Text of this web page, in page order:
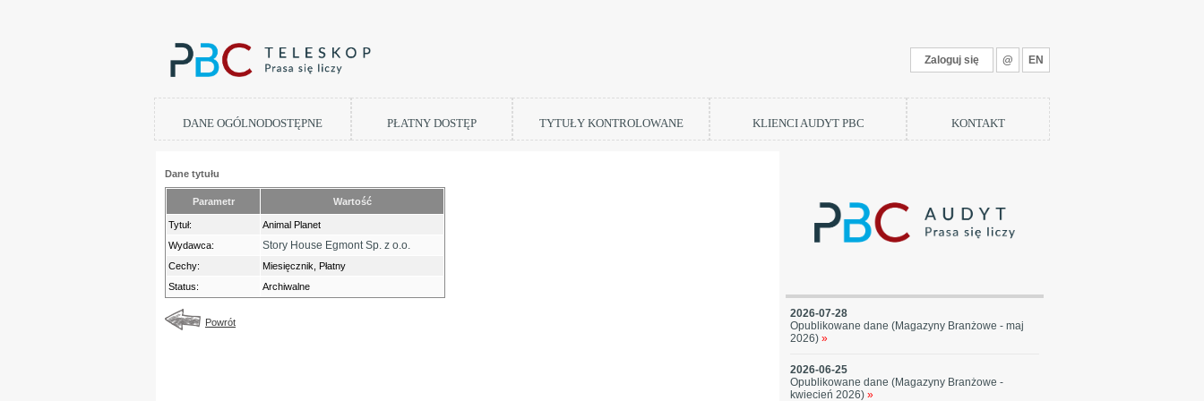
Zaloguj się @ EN
DANE OGÓLNODOSTĘPNE PŁATNY DOSTĘP TYTUŁY KONTROLOWANE KLIENCI AUDYT PBC KONTAKT
Dane tytułu
Parametr Wartość
Tytuł:
Animal Planet
Wydawca:
Story House Egmont Sp. z o.o.
Cechy:
Miesięcznik, Płatny
Status:
Archiwalne
Powrót
2026-07-28
Opublikowane dane (Magazyny Branżowe - maj
2026) »
2026-06-25
Opublikowane dane (Magazyny Branżowe -
kwiecień 2026) »